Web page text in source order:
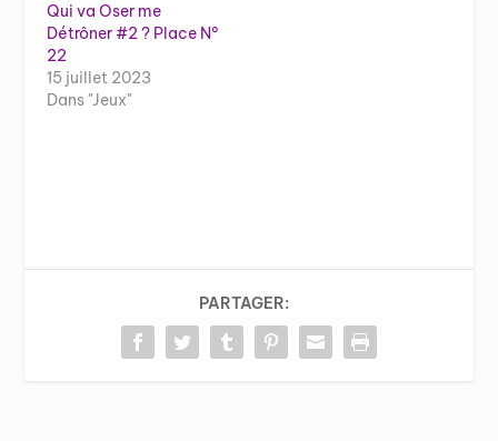
Qui va Oser me
Détrôner #2 ? Place N°
22
15 juillet 2023
Dans "Jeux"
PARTAGER: